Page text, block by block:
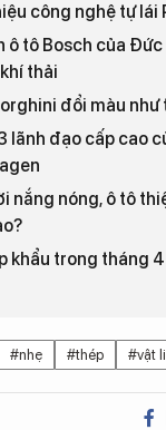
công nghệ tự lái
ô tô Bosch của
thải
đổi màu như
lãnh đạo cấp cao
nắng nóng, ô tô
khẩu trong tháng
#nhẹ #thép #vật